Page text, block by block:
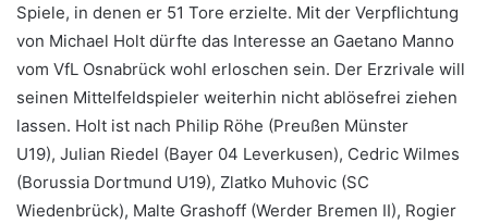
Spiele, in denen er 51 Tore erzielte. Mit der Verpflichtung
von Michael Holt dürfte das Interesse an Gaetano Manno
vom VfL Osnabrück wohl erloschen sein. Der Erzrivale will
seinen Mittelfeldspieler weiterhin nicht ablösefrei ziehen
lassen. Holt ist nach Philip Röhe (Preußen Münster
U19), Julian Riedel (Bayer 04 Leverkusen), Cedric Wilmes
(Borussia Dortmund U19), Zlatko Muhovic (SC
Wiedenbrück), Malte Grashoff (Werder Bremen II), Rogier